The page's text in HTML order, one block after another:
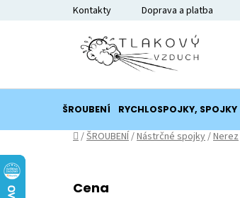
Kontakty Doprava a platba
ŠROUBENÍ RYCHLOSPOJKY, SPOJKY
Domů
/ŠROUBENÍ/Nástrčné spojky/Nerez
Cena